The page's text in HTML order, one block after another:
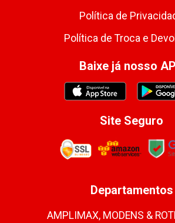
Política de
Política de Troca e
Baixe já nosso
Site Seguro
Departamentos
AMPLIMAX, MODENS &